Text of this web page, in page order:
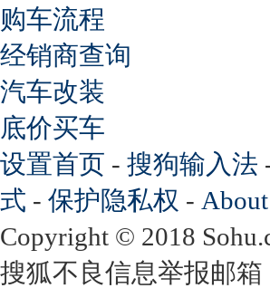
购车流程
经销商查询
汽车改装
底价买车
设置首页 - 搜狗输入法
式 - 保护隐私权 -
Copyright © 2018
搜狐不良信息举报邮箱